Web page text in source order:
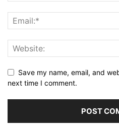
Save my name, email, and
next time I comment.